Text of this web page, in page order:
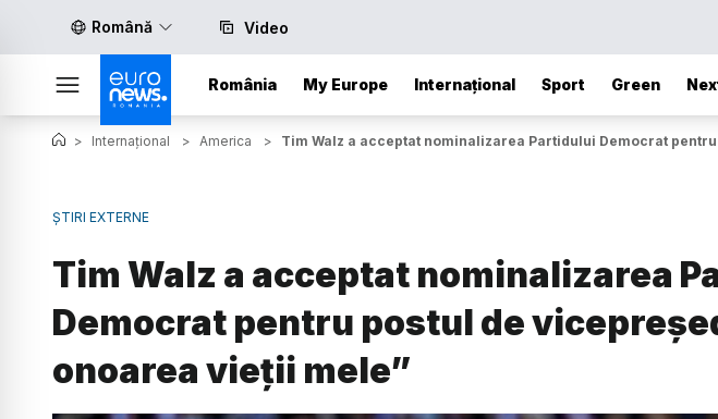
Română Video
România My Europe Internațional Sport Green
> Internațional > America > Tim Walz a acceptat nominalizarea Partidului Democrat
ȘTIRI EXTERNE
Tim Walz a acceptat nominalizarea
Democrat pentru postul de
onoarea vieţii mele”